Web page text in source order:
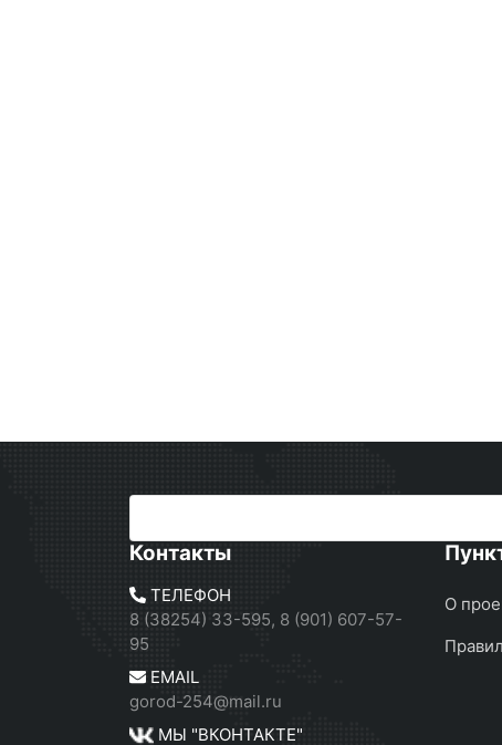
Контакты
ТЕЛЕФОН
8 (38254) 33-595, 8 (901) 607-57-
95
EMAIL
gorod-254@mail.ru
МЫ "ВКОНТАКТЕ"
О